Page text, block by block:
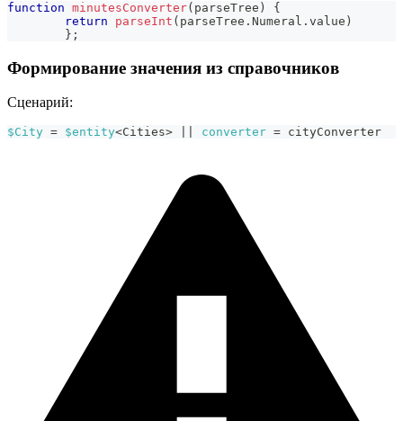
function minutesConverter( parseTree )
{
return
parseInt ( parseTree . Numeral . value )
} ;
Формирование значения из справочников
Сценарий:
$City = $entity<Cities> converter = сityConverter